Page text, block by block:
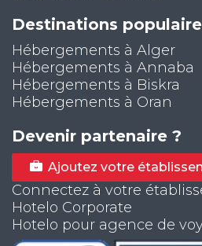
Destinations
Hébergements à Alger
Hébergements à Annaba
Hébergements à Biskra
Hébergements à Oran
Devenir partenaire ?
Ajoutez votre
Connectez à votre
Hotelo Corporate
Hotelo pour agence de